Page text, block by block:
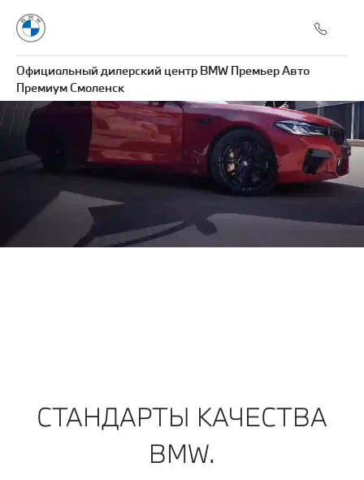
Официальный дилерский центр BMW Премьер Авто
Премиум Смоленск
СТАНДАРТЫ КАЧЕСТВА
BMW.